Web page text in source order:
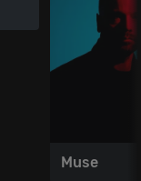
Muse